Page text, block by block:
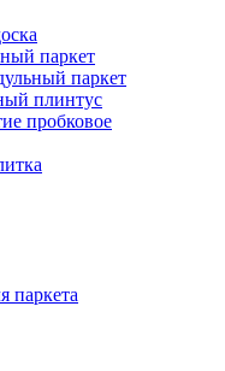
паркет
паркет
плинтус
пробковое
паркета